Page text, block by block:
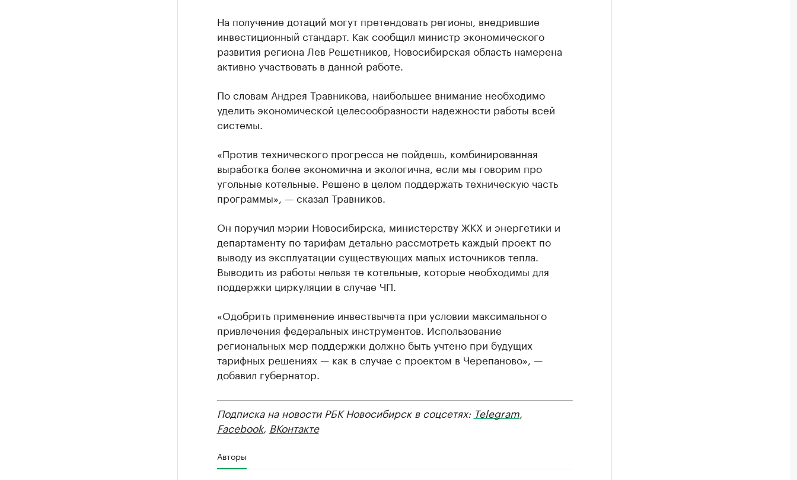
На получение дотаций могут претендовать регионы, внедрившие
инвестиционный стандарт. Как сообщил министр экономического
развития региона Лев Решетников, Новосибирская область намерена
активно участвовать в данной работе.
По словам Андрея Травникова, наибольшее внимание необходимо
уделить экономической целесообразности надежности работы всей
системы.
«Против технического прогресса не пойдешь, комбинированная
выработка более экономична и экологична, если мы говорим про
угольные котельные. Решено в целом поддержать техническую часть
программы», — сказал Травников.
Он поручил мэрии Новосибирска, министерству ЖКХ и энергетики и
департаменту по тарифам детально рассмотреть каждый проект по
выводу из эксплуатации существующих малых источников тепла.
Выводить из работы нельзя те котельные, которые необходимы для
поддержки циркуляции в случае ЧП.
«Одобрить применение инвествычета при условии максимального
привлечения федеральных инструментов. Использование
региональных мер поддержки должно быть учтено при будущих
тарифных решениях — как в случае с проектом в Черепаново», —
добавил губернатор.
Подписка на новости РБК Новосибирск в соцсетях: Telegram,
Facebook, ВКонтакте
Авторы